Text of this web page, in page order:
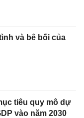
và bê bối của
tiêu quy mô dự
vào năm 2030